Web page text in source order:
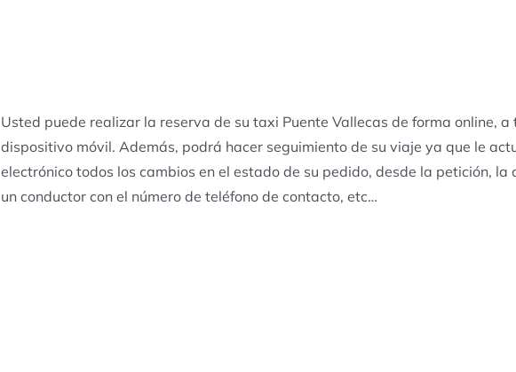
Usted puede realizar la reserva de su taxi Puente Vallecas de forma online,
dispositivo móvil. Además, podrá hacer seguimiento de su viaje ya que le
electrónico todos los cambios en el estado de su pedido, desde la petición, la
un conductor con el número de teléfono de contacto, etc…